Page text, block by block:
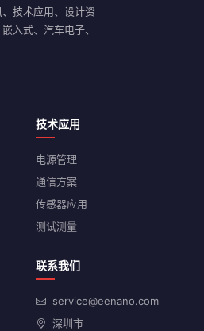
技术应用、设计资
入式、汽车电子、
技术应用
电源管理
通信方案
传感器应用
测试测量
联系我们
service@eenano.com
深圳市